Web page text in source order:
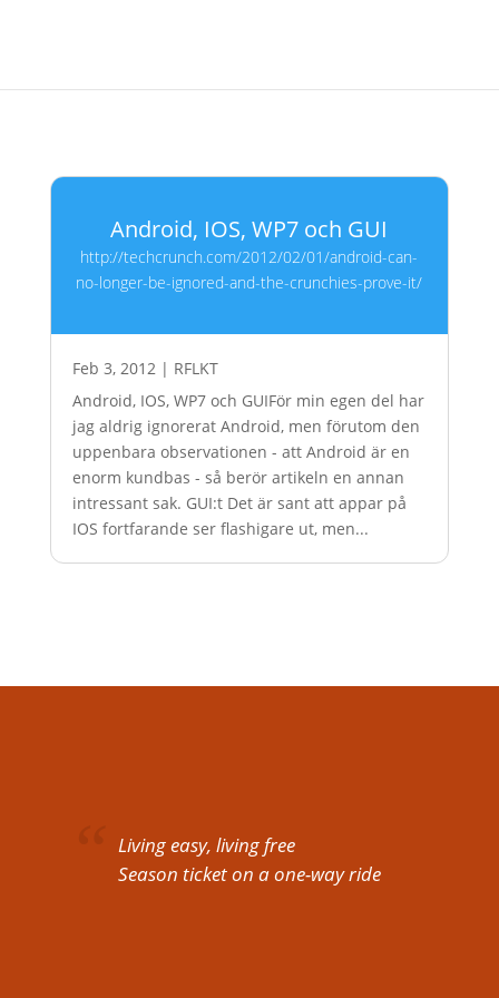
Android, IOS, WP7 och GUI
http://techcrunch.com/2012/02/01/android-can-
no-longer-be-ignored-and-the-crunchies-prove-it/
Feb 3, 2012| RFLKT
Android, IOS, WP7 och GUIFör min egen del har
jag aldrig ignorerat Android, men förutom den
uppenbara observationen - att Android är en
enorm kundbas - så berör artikeln en annan
intressant sak. GUI:t Det är sant att appar på
IOS fortfarande ser flashigare ut, men...
Living easy, living free
Season ticket on a one-way ride